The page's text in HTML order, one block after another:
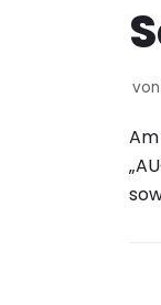
von